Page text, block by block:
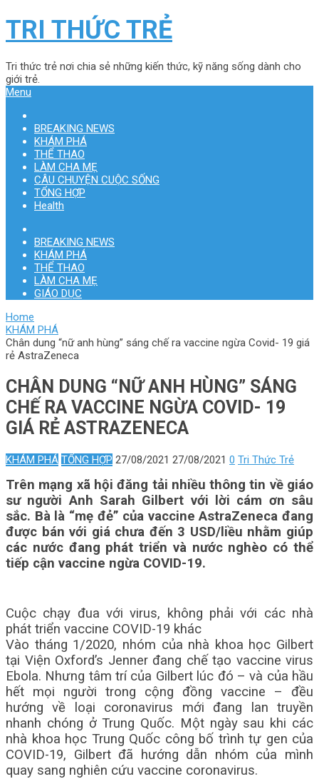
TRI THỨC TRẺ
Tri thức trẻ nơi chia sẻ những kiến thức, kỹ năng sống dành cho
giới trẻ.
Menu
BREAKING NEWS
KHÁM PHÁ
THỂ THAO
LÀM CHA MẸ
CÂU CHUYỆN CUỘC SỐNG
TỔNG HỢP
Health
BREAKING NEWS
KHÁM PHÁ
THỂ THAO
LÀM CHA MẸ
GIÁO DỤC
Home
KHÁM PHÁ
Chân dung “nữ anh hùng” sáng chế ra vaccine ngừa Covid- 19 giá
rẻ AstraZeneca
CHÂN DUNG “NỮ ANH HÙNG” SÁNG
CHẾ RA VACCINE NGỪA COVID- 19
GIÁ RẺ ASTRAZENECA
KHÁM PHÁ TỔNG HỢP 27/08/2021 27/08/2021 0 Tri Thức Trẻ
Trên mạng xã hội đăng tải nhiều thông tin về giáo
sư người Anh Sarah Gilbert với lời cám ơn sâu
sắc. Bà là “mẹ đẻ” của vaccine AstraZeneca đang
được bán với giá chưa đến 3 USD/liều nhằm giúp
các nước đang phát triển và nước nghèo có thể
tiếp cận vaccine ngừa COVID-19.
Cuộc chạy đua với virus, không phải với các nhà
phát triển vaccine COVID-19 khác
Vào tháng 1/2020, nhóm của nhà khoa học Gilbert
tại Viện Oxford’s Jenner đang chế tạo vaccine virus
Ebola. Nhưng tâm trí của Gilbert lúc đó – và của hầu
hết mọi người trong cộng đồng vaccine – đều
hướng về loại coronavirus mới đang lan truyền
nhanh chóng ở Trung Quốc. Một ngày sau khi các
nhà khoa học Trung Quốc công bố trình tự gen của
COVID-19, Gilbert đã hướng dẫn nhóm của mình
quay sang nghiên cứu vaccine coronavirus.